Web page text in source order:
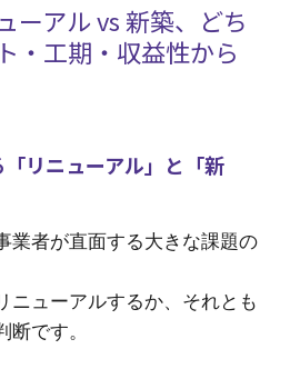
ーアル vs 新築、どち
・工期・収益性から
リニューアル」と「新
業者が直面する大きな課題の
ニューアルするか、それとも
断です。